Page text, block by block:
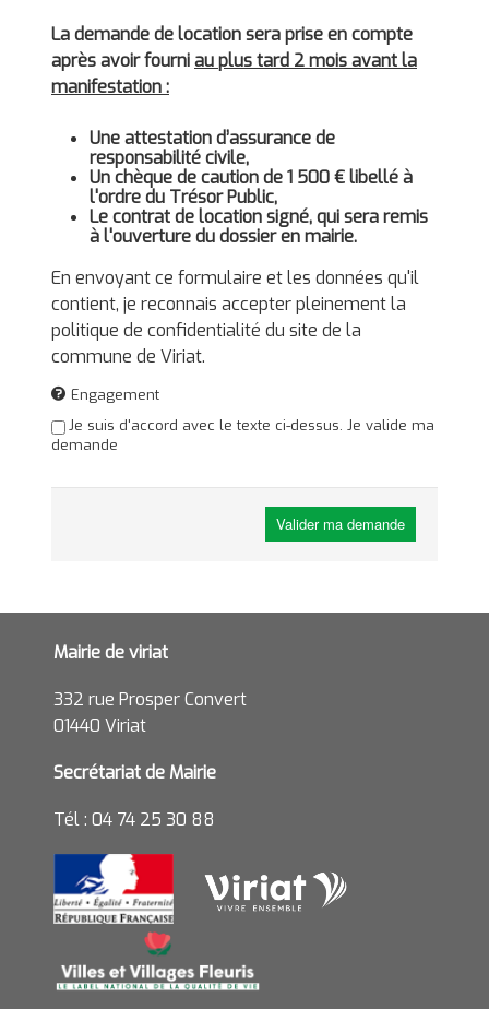
La demande de location sera prise en compte
après avoir fourniau plus tard 2 mois avant la
manifestation :
Une attestation d’assurance de
responsabilité civile,
Un chèque de caution de 1 500 € libellé à
l'ordre du Trésor Public,
Le contrat de location signé, qui sera remis
à l'ouverture du dossier en mairie.
En envoyant ce formulaire et les données qu'il
contient, je reconnais accepter pleinement la
politique de confidentialité du site de la
commune de Viriat.
Engagement
Je suis d'accord avec le texte ci-dessus. Je valide ma
demande
Valider ma demande
Mairie de viriat
332 rue Prosper Convert
01440 Viriat
Secrétariat de Mairie
Tél : 04 74 25 30 88